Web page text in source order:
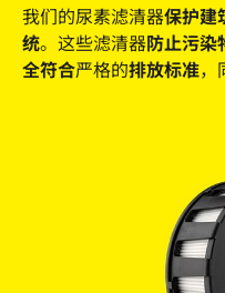
我们的尿素滤清器保护建
统。这些滤清器防止污染
全符合严格的排放标准，